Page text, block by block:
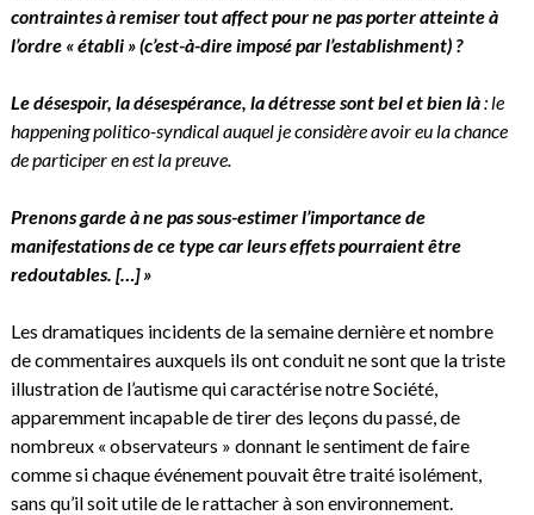
contraintes à remiser tout affect pour ne pas porter atteinte à
l’ordre « établi » (c’est-à-dire imposé par l’establishment) ?
Le désespoir, la désespérance, la détresse sont bel et bien là : le
happening politico-syndical auquel je considère avoir eu la chance
de participer en est la preuve.
Prenons garde à ne pas sous-estimer l’importance de
manifestations de ce type car leurs effets pourraient être
redoutables. […] »
Les dramatiques incidents de la semaine dernière et nombre
de commentaires auxquels ils ont conduit ne sont que la triste
illustration de l’autisme qui caractérise notre Société,
apparemment incapable de tirer des leçons du passé, de
nombreux « observateurs » donnant le sentiment de faire
comme si chaque événement pouvait être traité isolément,
sans qu’il soit utile de le rattacher à son environnement.